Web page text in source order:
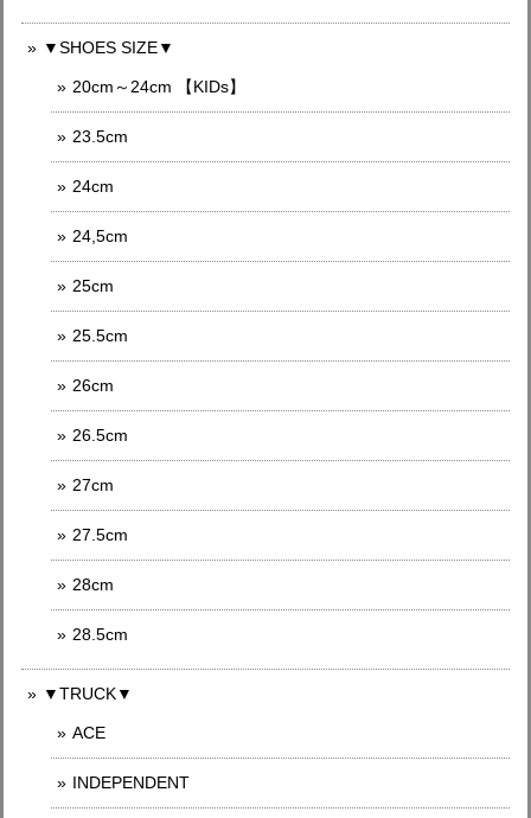
▼SHOES SIZE▼
20cm～24cm 【KIDs】
23.5cm
24cm
24,5cm
25cm
25.5cm
26cm
26.5cm
27cm
27.5cm
28cm
28.5cm
▼TRUCK▼
ACE
INDEPENDENT